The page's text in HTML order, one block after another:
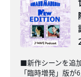
■新作シーンを追
「臨時増発」版が